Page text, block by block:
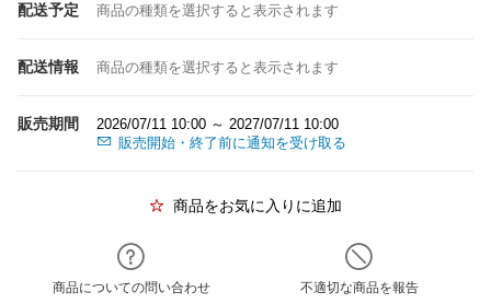
配送予定 商品の種類を選択すると表示されます
配送情報 商品の種類を選択すると表示されます
販売期間
2026/07/11 10:00 ～ 2027/07/11 10:00
販売開始・終了前に通知を受け取る
商品をお気に入りに追加
商品についての問い合わせ 不適切な商品を報告